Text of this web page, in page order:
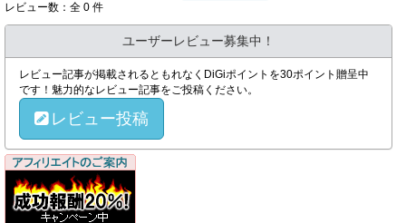
レビュー数：全 0 件
ユーザーレビュー募集中！
レビュー記事が掲載されるともれなくDiGiポイントを30ポイント贈呈中
です！魅力的なレビュー記事をご投稿ください。
レビュー投稿